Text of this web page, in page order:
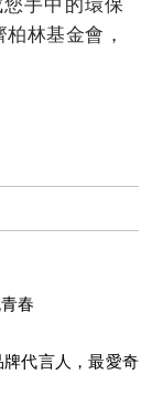
林基金會，
春
代言人，最愛奇